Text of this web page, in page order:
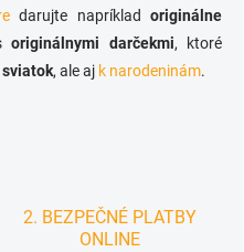
darujte napríklad originálne
originálnymi darčekmi, ktoré
sviatok, ale aj k narodeninám.
2. BEZPEČNÉ PLATBY
ONLINE